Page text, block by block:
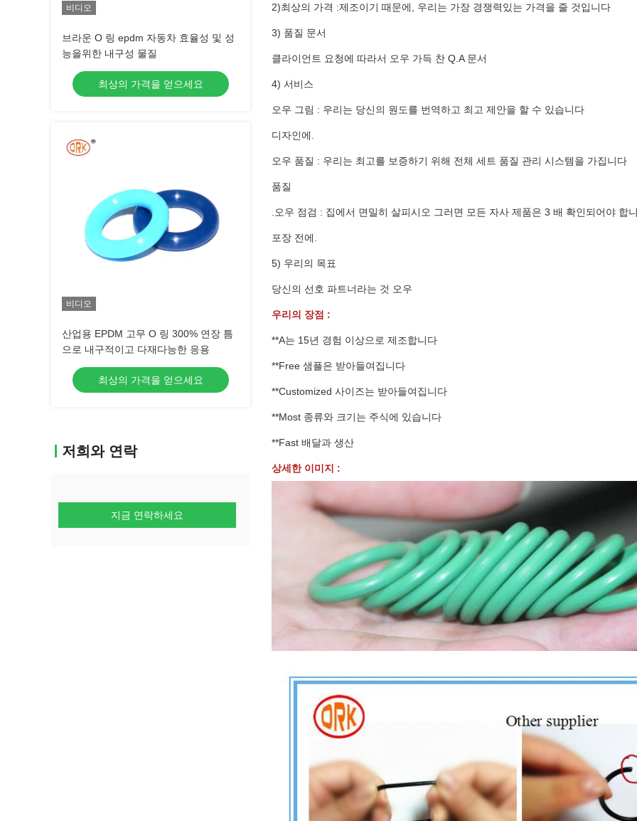
비디오
브라운 O 링 epdm 자동차 효율성 및 성
능을위한 내구성 물질
최상의 가격을 얻으세요
비디오
산업용 EPDM 고무 O 링 300% 연장 틈
으로 내구적이고 다재다능한 응용
최상의 가격을 얻으세요
저희와 연락
지금 연락하세요
2)최상의 가격 :제조이기 때문에, 우리는 가장 경쟁력있는 가격을 줄 것입니다
3) 품질 문서
클라이언트 요청에 따라서 오우 가득 찬 Q.A 문서
4) 서비스
오우 그림 : 우리는 당신의 원도를 번역하고 최고 제안을 할 수 있습니다
디자인에.
오우 품질 : 우리는 최고를 보증하기 위해 전체 세트 품질 관리 시스템을 가집니다
품질
.오우 점검 : 집에서 면밀히 살피시오 그러면 모든 자사 제품은 3 배 확인되어야 합
포장 전에.
5) 우리의 목표
당신의 선호 파트너라는 것 오우
우리의 장점 :
**A는 15년 경험 이상으로 제조합니다
**Free 샘플은 받아들여집니다
**Customized 사이즈는 받아들여집니다
**Most 종류와 크기는 주식에 있습니다
**Fast 배달과 생산
상세한 이미지 :